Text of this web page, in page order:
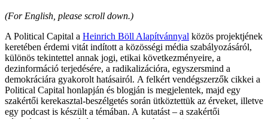
(For English, please scroll down.)
A Political Capital a Heinrich Böll Alapítvánnyal közös projektjének
keretében érdemi vitát indított a közösségi média szabályozásáról,
különös tekintettel annak jogi, etikai következményeire, a
dezinformáció terjedésére, a radikalizációra, egyszersmind a
demokráciára gyakorolt hatásairól. A felkért vendégszerzők cikkei a
Political Capital honlapján és blogján is megjelentek, majd egy
szakértői kerekasztal-beszélgetés során ütköztettük az érveket, illetve
egy podcast is készült a témában. A kutatást – a szakértői